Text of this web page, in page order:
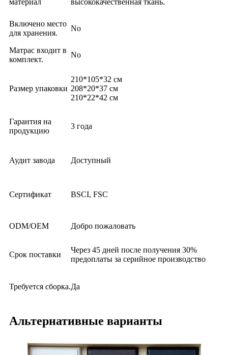
Включено место
для хранения.
No
Матрас входит в
комплект.
No
Размер упаковки
210*105*32 см
208*20*37 см
210*22*42 см
Гарантия на
продукцию
3 года
Аудит завода Доступный
Сертификат BSCI, FSC
ODM/OEM Добро пожаловать
Срок поставки
Через 45 дней после получения 30%
предоплаты за серийное производство
Требуется сборка.Да
Альтернативные варианты